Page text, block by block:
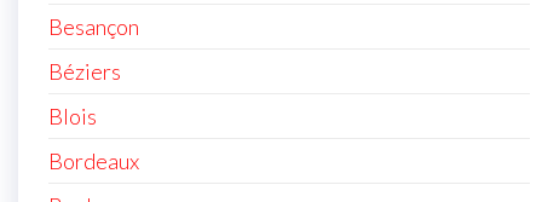
Besançon
Béziers
Blois
Bordeaux